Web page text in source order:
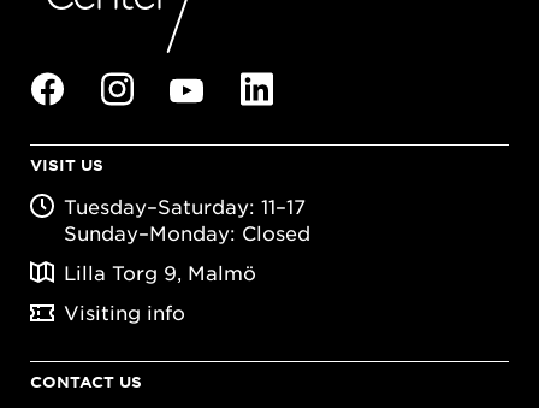
VISIT US
Tuesday–Saturday: 11–17
Sunday–Monday: Closed
Lilla Torg 9, Malmö
Visiting info
CONTACT US